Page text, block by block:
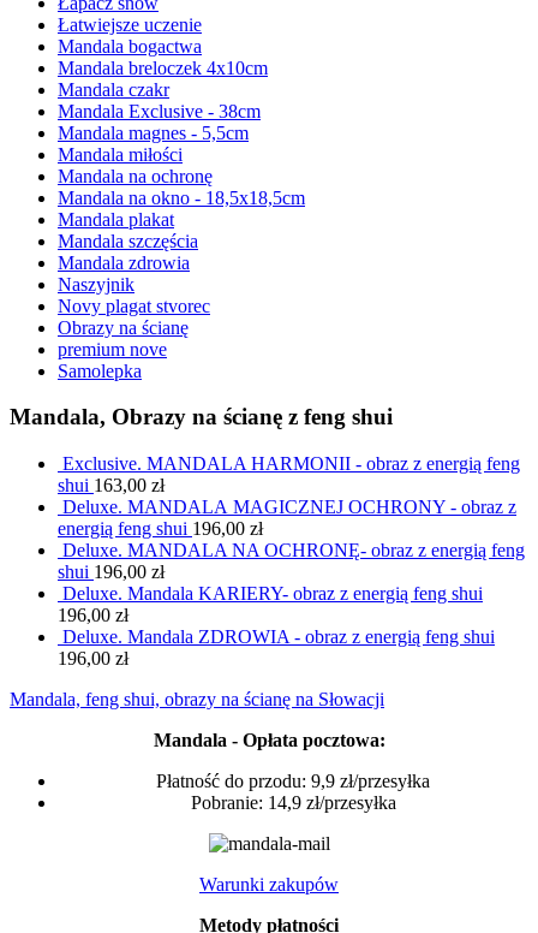
Łatwiejsze uczenie
Mandala bogactwa
Mandala breloczek 4x10cm
Mandala czakr
Mandala Exclusive - 38cm
Mandala magnes - 5,5cm
Mandala miłości
Mandala na ochronę
Mandala na okno - 18,5x18,5cm
Mandala plakat
Mandala szczęścia
Mandala zdrowia
Naszyjnik
Novy plagat stvorec
Obrazy na ścianę
premium nove
Samolepka
Mandala, Obrazy na ścianę z feng shui
Exclusive. MANDALA HARMONII - obraz z energią feng
shui 163,00 zł
Deluxe. MANDALA MAGICZNEJ OCHRONY - obraz z
energią feng shui 196,00 zł
Deluxe. MANDALA NA OCHRONĘ- obraz z energią feng
shui 196,00 zł
Deluxe. Mandala KARIERY- obraz z energią feng shui
196,00 zł
Deluxe. Mandala ZDROWIA - obraz z energią feng shui
196,00 zł
Mandala, feng shui, obrazy na ścianę na Słowacji
Mandala - Opłata pocztowa:
Płatność do przodu: 9,9 zł/przesyłka
Pobranie: 14,9 zł/przesyłka
Warunki zakupów
Metody płatności